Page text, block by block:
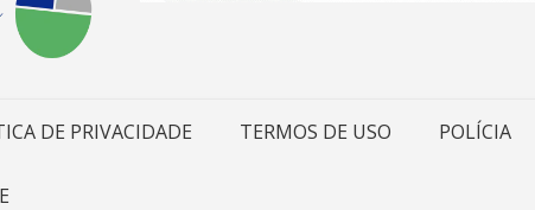
DE PRIVACIDADE TERMOS DE USO POLÍCIA